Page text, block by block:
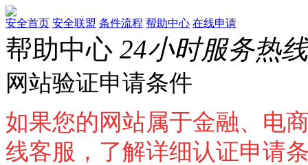
安全首页 安全联盟 条件流程 帮助中心 在线申请
帮助中心 24小时服务热
网站验证申请条件
如果您的网站属于金融、电
线客服，了解详细认证申请